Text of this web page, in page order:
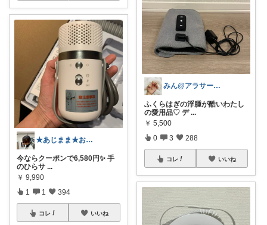
★あじまま★おすすめ紹介中🐾🤍
今ならクーポンで6,580円✨ 手
のひらサ ...
￥ 9,990
1 1 394
コレ いいね
みん@アラサーOLの暮らし
ふくらはぎの浮腫が酷いわたし
の愛用品♡ デ ...
￥ 5,500
0 3 288
コレ いいね